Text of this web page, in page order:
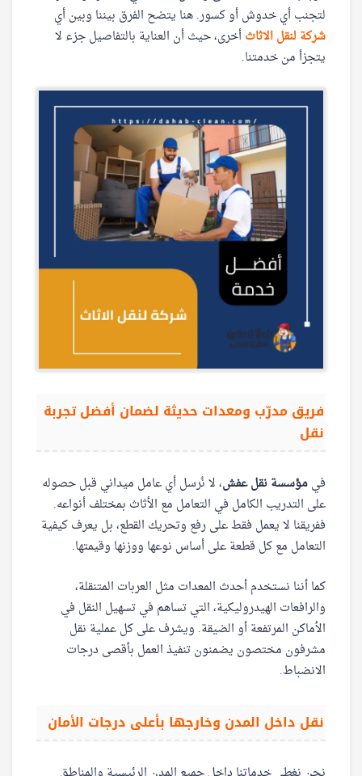
لتجنب أي خدوش أو كسور. هنا يتضح الفرق بيننا وبين أي
شركة لنقل الاثاثأخرى، حيث أن العناية بالتفاصيل جزء لا
يتجزأ من خدمتنا.
فريق مدرّب ومعدات حديثة لضمان أفضل تجربة
نقل
فيمؤسسة نقل عفش، لا نُرسل أي عامل ميداني قبل حصوله
على التدريب الكامل في التعامل مع الأثاث بمختلف أنواعه.
ففريقنا لا يعمل فقط على رفع وتحريك القطع، بل يعرف كيفية
التعامل مع كل قطعة على أساس نوعها ووزنها وقيمتها.
كما أننا نستخدم أحدث المعدات مثل العربات المتنقلة،
والرافعات الهيدروليكية، التي تساهم في تسهيل النقل في
الأماكن المرتفعة أو الضيقة. ويشرف على كل عملية نقل
مشرفون مختصون يضمنون تنفيذ العمل بأقصى درجات
الانضباط.
نقل داخل المدن وخارجها بأعلى درجات الأمان